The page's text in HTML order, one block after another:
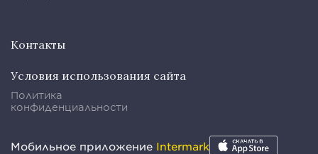
Контакты
Условия использования сайта
Политика
конфиденциальности
Мобильное приложение Intermark